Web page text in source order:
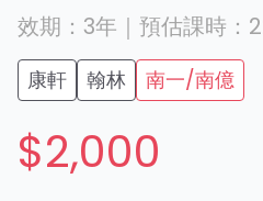
效期： 3年 ｜ 預估課時：
康軒 翰林 南一/南億
$2,000